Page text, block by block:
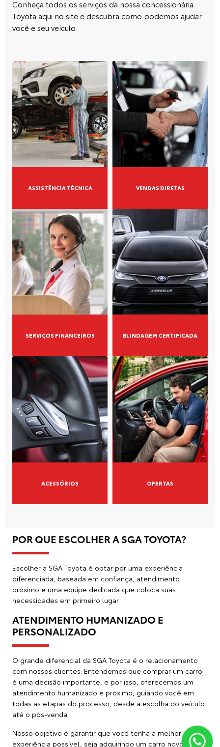
Segunda a sexta, das 8h às 19h.
Sábado, das 9h às 18h.
E-mail: faleconosco@grupolider.com.br
Segunda a sexta, das 8h às 18h.
Mais informações sobre essa loja
Novos
bZ4X
Corolla
Yaris Cross
SW4
Hilux Cabine Dupla
Hilux Cabine Simples
Hiace
GR Corolla
Seminovos
Serviços
Blindagem
Assistência técnica
Serviços financeiros
Consórcio
Assinaturas Pessoa Física
Assinatura para empresas
Peças
Acessórios